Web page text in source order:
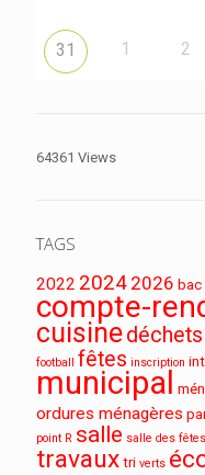
31 1 2
64361 Views
TAGS
2022 2024 2026 bac
compte-
cuisinedéchets
football fêtes inscription
municipal
ordures ménagères
point R salle salle des fêtes
travaux tri verts